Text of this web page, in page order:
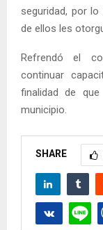
seguridad, por
de ellos les
Refrendó el
continuar
finalidad de
municipio.
SHARE